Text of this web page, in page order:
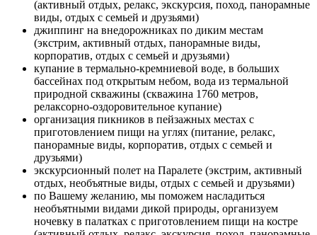
(активный отдых, релакс, экскурсия, поход, панорамные
виды, отдых с семьей и друзьями)
джиппинг на внедорожниках по диким местам
(экстрим, активный отдых, панорамные виды,
корпоратив, отдых с семьей и друзьями)
купание в термально-кремниевой воде, в больших
бассейнах под открытым небом, вода из термальной
природной скважины (скважина 1760 метров,
релаксорно-оздоровительное купание)
организация пикников в пейзажных местах с
приготовлением пищи на углях (питание, релакс,
панорамные виды, корпоратив, отдых с семьей и
друзьями)
экскурсионный полет на Паралете (экстрим, активный
отдых, необъятные виды, отдых с семьей и друзьями)
по Вашему желанию, мы поможем насладиться
необъятными видами дикой природы, организуем
ночевку в палатках с приготовлением пищи на костре